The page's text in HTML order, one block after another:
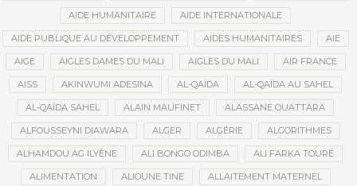
AIDE HUMANITAIRE AIDE INTERNATIONALE
AIDE PUBLIQUE AU DÉVELOPPEMENT AIDES HUMANITAIRES AIE
AIGE AIGLES DAMES DU MALI AIGLES DU MALI AIR FRANCE
AISS AKINWUMI ADESINA AL-QAÏDA AL-QAÏDA AU SAHEL
AL-QAÏDA SAHEL ALAIN MAUFINET ALASSANE OUATTARA
ALFOUSSEYNI DIAWARA ALGER ALGÉRIE ALGORITHMES
ALHAMDOU AG ILYÈNE ALI BONGO ODIMBA ALI FARKA TOURÉ
ALIMENTATION ALIOUNE TINE ALLAITEMENT MATERNEL